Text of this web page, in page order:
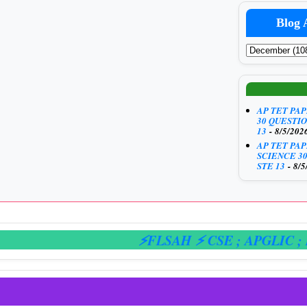
Blog
AP TET
30
13 - 8/5/
AP TET
SCIENCE
STE 13 - 8/
⚡FLSAH ⚡ CSE; APGLIC; E-